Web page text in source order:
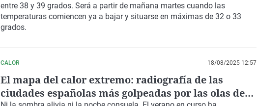
entre 38 y 39 grados. Será a partir de mañana martes cuando las
temperaturas comiencen ya a bajar y situarse en máximas de 32 o 33
grados.
CALOR 18/08/2025 12:57
El mapa del calor extremo: radiografía de las
ciudades españolas más golpeadas por las olas de